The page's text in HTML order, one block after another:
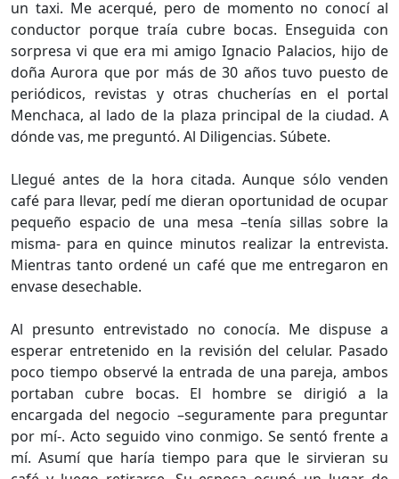
un taxi. Me acerqué, pero de momento no conocí al
conductor porque traía cubre bocas. Enseguida con
sorpresa vi que era mi amigo Ignacio Palacios, hijo de
doña Aurora que por más de 30 años tuvo puesto de
periódicos, revistas y otras chucherías en el portal
Menchaca, al lado de la plaza principal de la ciudad. A
dónde vas, me preguntó. Al Diligencias. Súbete.
Llegué antes de la hora citada. Aunque sólo venden
café para llevar, pedí me dieran oportunidad de ocupar
pequeño espacio de una mesa –tenía sillas sobre la
misma- para en quince minutos realizar la entrevista.
Mientras tanto ordené un café que me entregaron en
envase desechable.
Al presunto entrevistado no conocía. Me dispuse a
esperar entretenido en la revisión del celular. Pasado
poco tiempo observé la entrada de una pareja, ambos
portaban cubre bocas. El hombre se dirigió a la
encargada del negocio –seguramente para preguntar
por mí-. Acto seguido vino conmigo. Se sentó frente a
mí. Asumí que haría tiempo para que le sirvieran su